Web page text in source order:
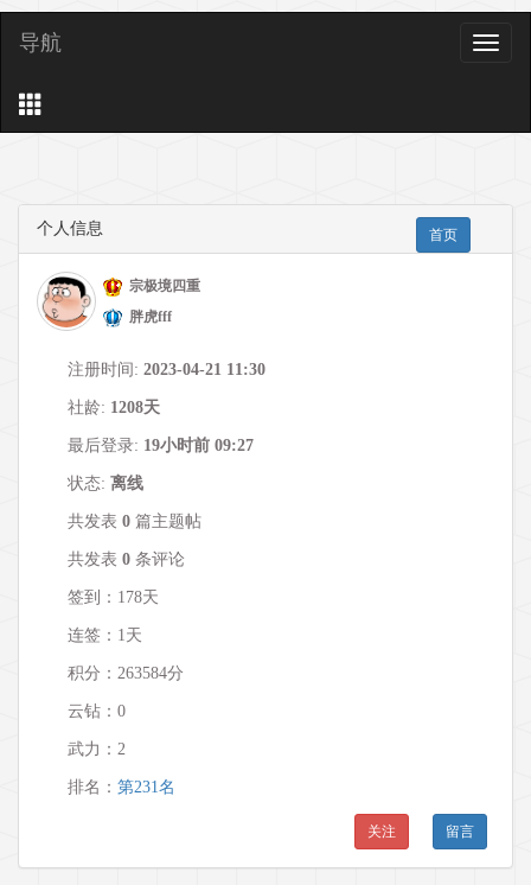
导
导航
个人信息 首页
宗极境四重
胖虎fff
注册时间: 2023-04-21 11:30
社龄: 1208天
最后登录: 19小时前 09:27
状态: 离线
共发表 0 篇主题帖
共发表 0 条评论
签到：178天
连签：1天
积分：263584分
云钻：0
武力： 2
排名： 第231名
留言
关注